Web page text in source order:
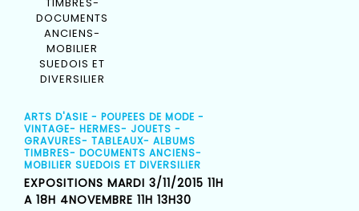
ARTS D'ASIE - POUPEES DE MODE -
VINTAGE- HERMES- JOUETS -
GRAVURES- TABLEAUX- ALBUMS
TIMBRES- DOCUMENTS ANCIENS-
MOBILIER SUEDOIS ET DIVERSILIER
EXPOSITIONS MARDI 3/11/2015 11H
A 18H 4NOVEMBRE 11H 13H30